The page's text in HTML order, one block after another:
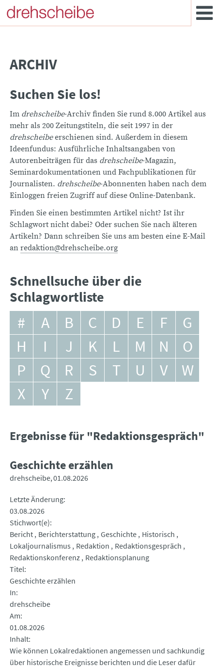
ARCHIV
Suchen Sie los!
Im drehscheibe-Archiv finden Sie rund 8.000 Artikel aus
mehr als 200 Zeitungstiteln, die seit 1997 in der
drehscheibeerschienen sind. Außerdem in diesem
Ideenfundus: Ausführliche Inhaltsangaben von
Autorenbeiträgen für das drehscheibe-Magazin,
Seminardokumentationen und Fachpublikationen für
Journalisten. drehscheibe-Abonnenten haben nach dem
Einloggen freien Zugriff auf diese Online-Datenbank.
Finden Sie einen bestimmten Artikel nicht? Ist ihr
Schlagwort nicht dabei? Oder suchen Sie nach älteren
Artikeln? Dann schreiben Sie uns am besten eine E-Mail
an redaktion@drehscheibe.org
Schnellsuche über die
Schlagwortliste
# A B C D E F
G
H
I J K L M N
O
P
Q R S T U V
W
X
Y Z
Ergebnisse für "Redaktionsgespräch"
Geschichte erzählen
drehscheibe 01.08.2026
Letzte Änderung
03.08.2026
Stichwort(e)
Bericht Berichterstattung Geschichte Historisch
Lokaljournalismus
Redaktion
Redaktionsgespräch
Redaktionskonferenz Redaktionsplanung
Titel
Geschichte erzählen
In
drehscheibe
Am
01.08.2026
Inhalt
Wie können Lokalredaktionen angemessen und sachkundig
über historische Ereignisse berichten und die Leser dafür